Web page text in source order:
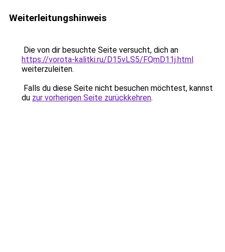
Weiterleitungshinweis
Die von dir besuchte Seite versucht, dich an
https://vorota-kalitki.ru/D15vLS5/FQmD11j.html
weiterzuleiten.
Falls du diese Seite nicht besuchen möchtest, kannst
du zur vorherigen Seite zurückkehren.